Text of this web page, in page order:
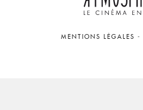
MENTIONS LÉGALES -